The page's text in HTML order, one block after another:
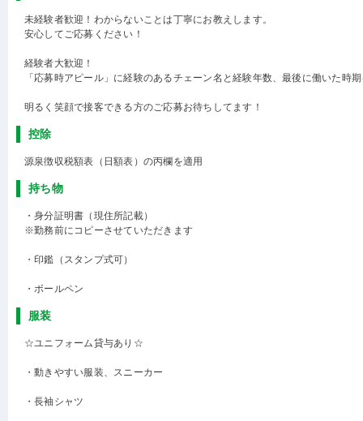
未経験者歓迎！わからないことは丁寧にお教えします。
安心してご応募ください！
経験者大歓迎！
「応募時アピール」に経験のあるチェーン名と経験年数、最後に働いた時
明るく笑顔で接客できる方のご応募お待ちしてます！
控除
源泉徴収税額表（日額表）の丙欄を適用
持ち物
・身分証明書（現住所記載）
※勤務前にコピーさせていただきます
・印鑑（スタンプ式可）
・ボールペン
服装
☆ユニフォーム貸与あり☆
・動きやすい服装、スニーカー
・長袖シャツ